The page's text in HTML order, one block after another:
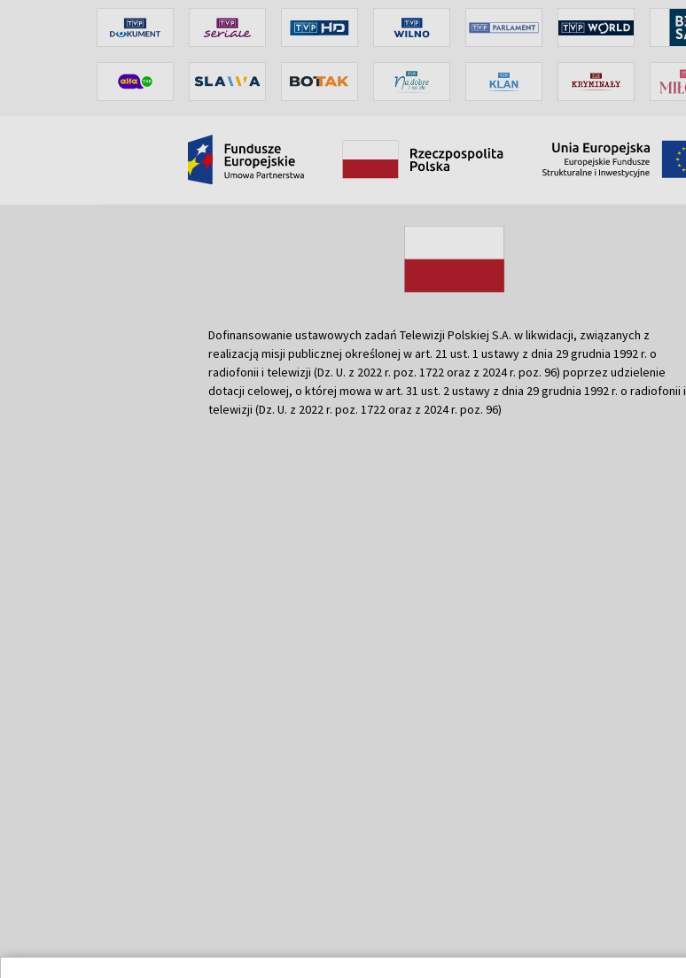
Dofinansowanie ustawowych zadań Telewizji Polskiej S.A. w likwidacji, związanych z
realizacją misji publicznej określonej w art. 21 ust. 1 ustawy z dnia 29 grudnia 1992 r. o
radiofonii i telewizji (Dz. U. z 2022 r. poz. 1722 oraz z 2024 r. poz. 96) poprzez udzielenie
dotacji celowej, o której mowa w art. 31 ust. 2 ustawy z dnia 29 grudnia 1992 r. o radiofonii i
telewizji (Dz. U. z 2022 r. poz. 1722 oraz z 2024 r. poz. 96)